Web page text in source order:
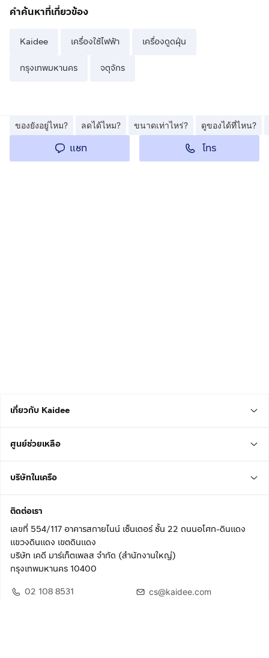
คำค้นหาที่เกี่ยวข้อง
Kaidee เครื่องใช้ไฟฟ้า เครื่องดูดฝุ่น
กรุงเทพมหานคร จตุจักร
ของยังอยู่ไหม? ลดได้ไหม? ขนาดเท่าไหร่? ดูของได้ที่ไหน?
แชท โทร
เกี่ยวกับ Kaidee
ศูนย์ช่วยเหลือ
บริษัทในเครือ
ติดต่อเรา
เลขที่ 554/117 อาคารสกายไนน์ เซ็นเตอร์ ชั้น 22 ถนนอโศก-ดินแดง
แขวงดินแดง เขตดินแดง
บริษัท เคดี มาร์เก็ตเพลส จำกัด (สำนักงานใหญ่)
กรุงเทพมหานคร 10400
02 108 8531
cs@kaidee.com